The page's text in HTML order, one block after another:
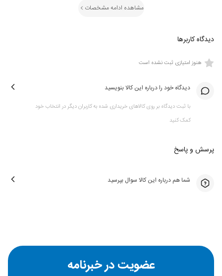
مشاهده ادامه مشخصات
دیدگاه کاربرها
هنوز امتیازی ثبت نشده است
دیدگاه خود را درباره این کالا بنویسید
با ثبت دیدگاه بر روی کالاهای خریداری شده به کاربران دیگر در انتخاب خود
کمک کنید
پرسش و پاسخ
شما هم درباره این کالا سوال بپرسید
عضویت در خبرنامه